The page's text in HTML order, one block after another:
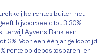
rentes buiten het
bijvoorbeeld tot 3,30%
terwijl Ayvens Bank een
3%. Voor een éénjarige looptijd
rente op depositosparen, en